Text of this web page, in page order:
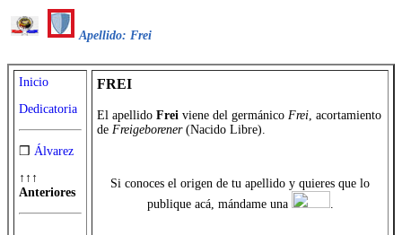
Apellido: Frei
Inicio
Dedicatoria
❒ Álvarez
↑↑↑
Anteriores
FREI
El apellido Frei viene del germánico Frei , acortamiento
de Freigeborener(Nacido Libre).
Si conoces el origen de tu apellido y quieres que lo
publique acá, mándame una